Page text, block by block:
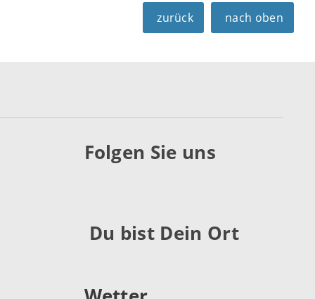
zurück nach oben
Folgen Sie uns
Du bist Dein Ort